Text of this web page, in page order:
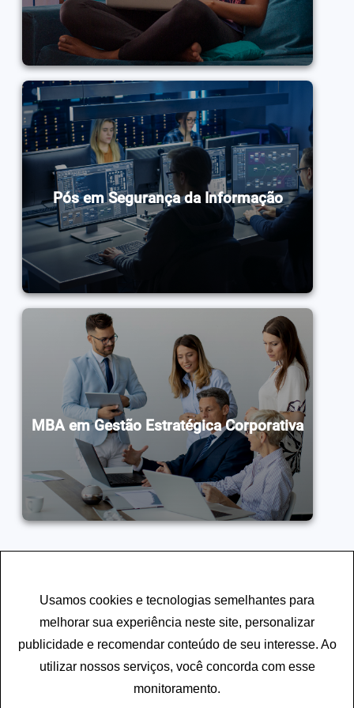
Pós em Segurança da Informação
MBA em Gestão Estratégica Corporativa
Garanta sua vaga agora.
Usamos cookies e tecnologias semelhantes para
melhorar sua experiência neste site, personalizar
publicidade e recomendar conteúdo de seu interesse. Ao
utilizar nossos serviços, você concorda com esse
monitoramento.